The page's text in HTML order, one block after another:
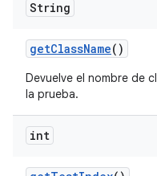
String
getClassName()
Devuelve el nombre de
la prueba.
int